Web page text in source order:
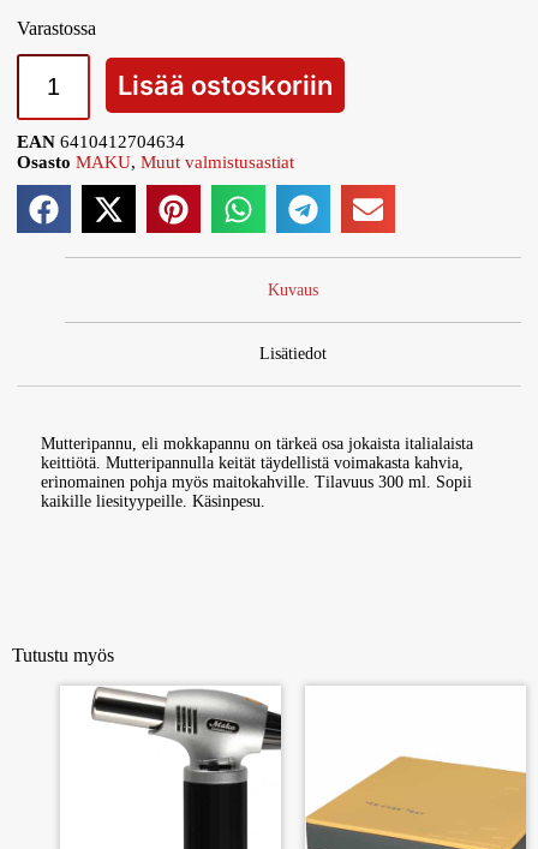
Varastossa
Lisää ostoskoriin
EAN6410412704634
Osasto MAKU,Muut valmistusastiat
Kuvaus
Lisätiedot
Mutteripannu, eli mokkapannu on tärkeä osa jokaista italialaista
keittiötä. Mutteripannulla keität täydellistä voimakasta kahvia,
erinomainen pohja myös maitokahville. Tilavuus 300 ml. Sopii
kaikille liesityypeille. Käsinpesu.
Tutustu myös